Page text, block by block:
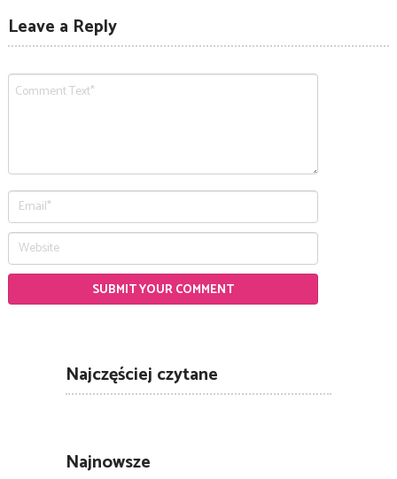
Leave a Reply
Najczęściej czytane
Najnowsze